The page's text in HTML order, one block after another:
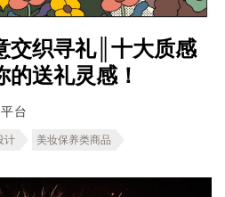
交织寻礼║十大质感
送礼灵感！
台
计 美妆保养类商品